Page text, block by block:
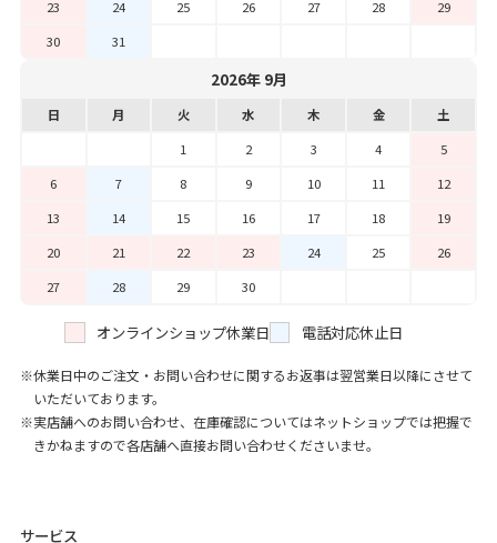
23
24 25 26 27 28
29
30
31
2026年 9月
日 月 火 水 木 金
土
1
2 3 4
5
6
7 8 9 10 11
12
13
14 15 16 17 18
19
20
21 22 23 24 25
26
27
28 29 30
オンラインショップ休業日 電話対応休止日
休業日中のご注文・お問い合わせに関するお返事は翌営業日以降にさせて
いただいております。
実店舗へのお問い合わせ、在庫確認についてはネットショップでは把握で
きかねますので各店舗へ直接お問い合わせくださいませ。
サービス